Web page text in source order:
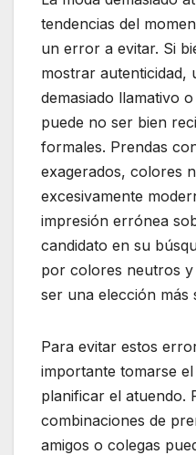
tendencias del
un error a evitar. Si
mostrar autenticidad,
demasiado llamativo
puede no ser bien
formales. Prendas
exagerados, colores
excesivamente
impresión errónea
candidato en su
por colores neutros y
ser una elección más
Para evitar estos
importante tomarse
planificar el atuendo.
combinaciones de
amigos o colegas